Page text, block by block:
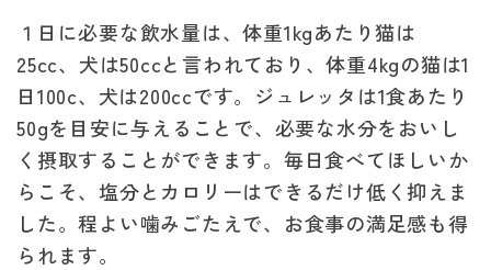
１日に必要な飲水量は、体重1kgあたり猫は
25cc、犬は50ccと言われており、体重4kgの猫は1
日100c、犬は200ccです。ジュレッタは1食あたり
50gを目安に与えることで、必要な水分をおいし
く摂取することができます。毎日食べてほしいか
らこそ、塩分とカロリーはできるだけ低く抑えま
した。程よい噛みごたえで、お食事の満足感も得
られます。